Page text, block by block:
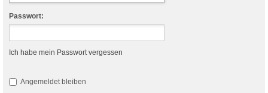
Passwort:
Ich habe mein Passwort vergessen
Angemeldet bleiben